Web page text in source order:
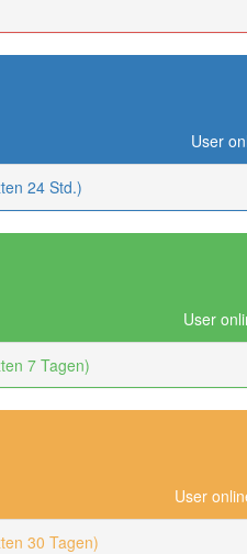
User
24 Std.)
User
7 Tagen)
User
30 Tagen)